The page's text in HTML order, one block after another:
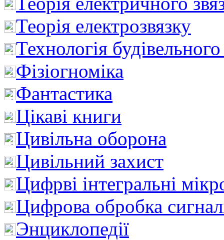
Теорія електрозвязку
Технологія
Фізіогноміка
Фантастика
Цікаві книги
Цивільна оборона
Цивільний захист
Цифрві інтегральні
Цифрова обробка
Энциклопедії